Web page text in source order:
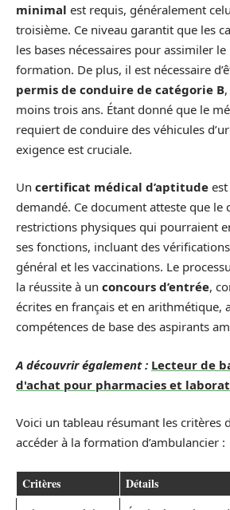
minimal est requis, généralement
troisième. Ce niveau garantit que les
les bases nécessaires pour assimiler
formation. De plus, il est nécessaire
permis de conduire de catégorie B
moins trois ans. Étant donné que le
requiert de conduire des véhicules
exigence est cruciale.
Un certificat médical d’aptitude
demandé. Ce document atteste que le
restrictions physiques qui pourraient
ses fonctions, incluant des
général et les vaccinations. Le
la réussite à un concours d’entrée,
écrites en français et en arithmétique,
compétences de base des aspirants
A découvrir également : Lecteur de
d'achat pour pharmacies et
Voici un tableau résumant les critères
accéder à la formation d’ambulancier :
Critères Détails